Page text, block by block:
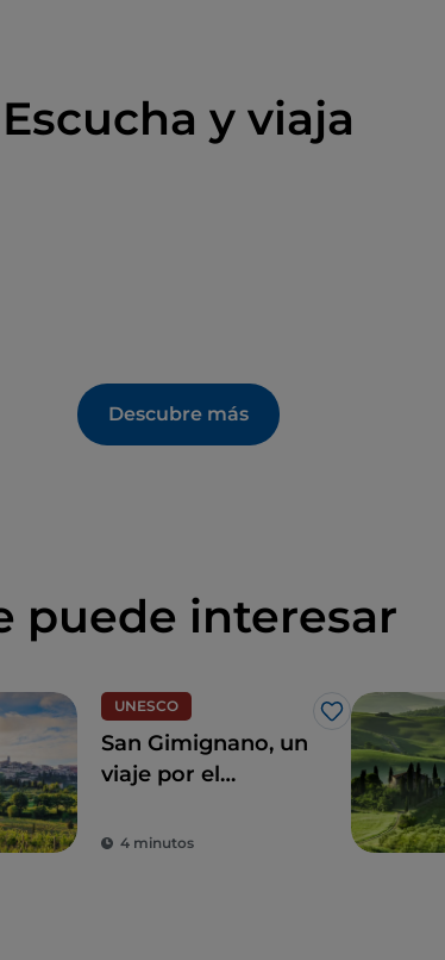
recurso económico primario, así
desde los actuales balnearios
Escucha y viaja
Descubre más
puede interesar
UNESCO
Me gusta
San Gimignano, un
viaje por el
Media y la magia
4 minutos